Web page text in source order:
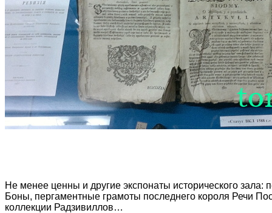
Не менее ценны и другие экспонаты исторического
Боны, пергаментные грамоты последнего короля Речи
коллекции Радзивиллов…